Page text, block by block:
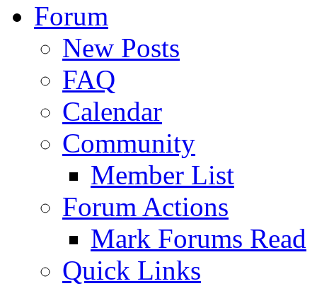
Forum
New Posts
FAQ
Calendar
Community
Member List
Forum Actions
Mark Forums Read
Quick Links